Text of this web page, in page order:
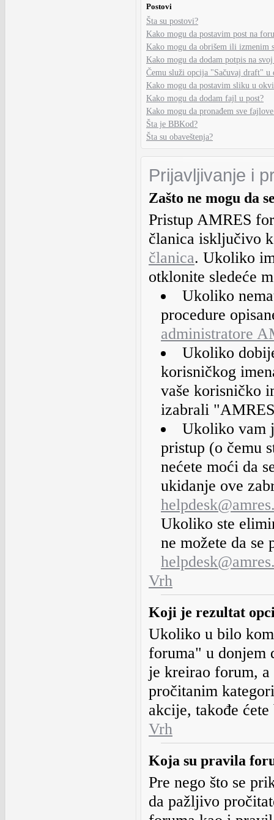
Postovi
Šta su postovi?
Kako mogu da postavim post na
Kako mogu da obrišem ili izmenim
Kako mogu da dodam potpis na svoj
Čemu služi opcija "Sačuvaj draft" u
Kako mogu da postavim sliku u
Kako mogu da dodam fajl u post?
Kako mogu da pronađem sve
Šta je BBKod?
Šta su obaveštenja?
Prijavljivanje i
Zašto ne mogu da
Pristup AMRES
članica isključivo
članica. Ukoliko
otklonite sledeće
Ukoliko
procedure
administratore
Ukoliko
korisničkog
vaše korisničko
izabrali
Ukoliko vam
pristup (o čemu
nećete moći da
ukidanje ove
Ukoliko ste
ne možete da se
Vrh
Koji je rezultat
Ukoliko u bilo
foruma" u donjem
je kreirao forum,
pročitanim
akcije, takođe
Vrh
Koja su pravila
Pre nego što se
da pažljivo